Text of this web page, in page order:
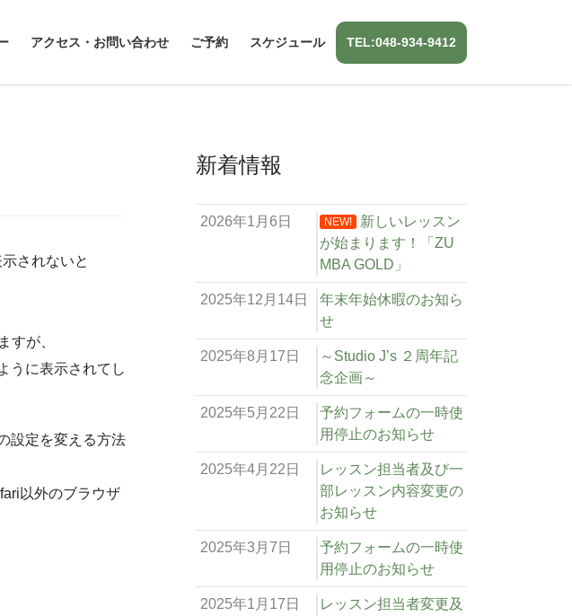
アクセス・お問い合わせ ご予約 スケジュール TEL:048-934-9412
されないと
すが、
うに表示されてし
設定を変える方法
以外のブラウザ
新着情報
2026年1月6日 NEW!
新しいレッスン
が始まります！「ZU
MBA GOLD」
2025年12月14日
年末年始休暇のお知ら
せ
2025年8月17日
～Studio J’s ２周年記
念企画～
2025年5月22日
予約フォームの一時使
用停止のお知らせ
2025年4月22日
レッスン担当者及び一
部レッスン内容変更の
お知らせ
2025年3月7日
予約フォームの一時使
用停止のお知らせ
2025年1月17日
レッスン担当者変更及